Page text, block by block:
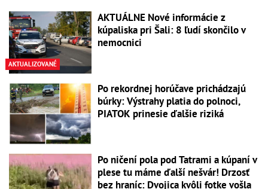
AKTUALIZOVANÉ
AKTUÁLNE Nové informácie z
kúpaliska pri Šali: 8 ľudí skončilo v
nemocnici
Po rekordnej horúčave prichádzajú
búrky: Výstrahy platia do polnoci,
PIATOK prinesie ďalšie riziká
Po ničení pola pod Tatrami a kúpaní v
plese tu máme ďalší nešvár! Drzosť
bez hraníc: Dvojica kvôli fotke vošla